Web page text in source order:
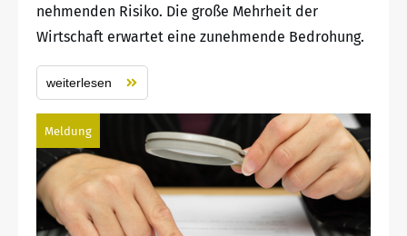
nehmenden Risiko. Die große Mehrheit der
Wirtschaft erwartet eine zunehmende Bedrohung.
weiterlesen
Meldung